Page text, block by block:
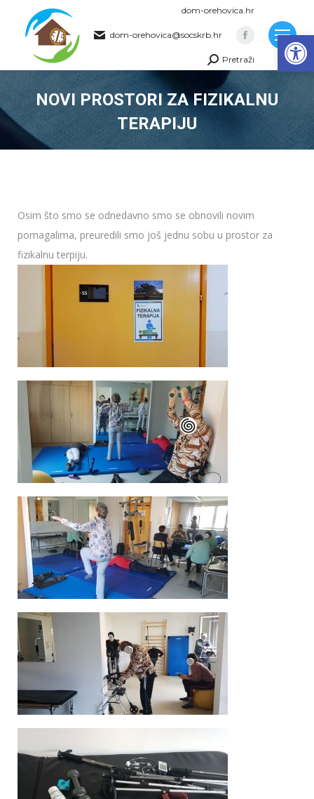
dom-orehovica.hr
dom-orehovica@socskrb.hr
Facebook
page
opens
in
Search:Pretraži
NOVI PROSTORI ZA FIZIKALNU
TERAPIJU
You are here:
Osim što smo se odnedavno smo se obnovili novim
pomagalima, preuredili smo još jednu sobu u prostor za
fizikalnu terpiju.